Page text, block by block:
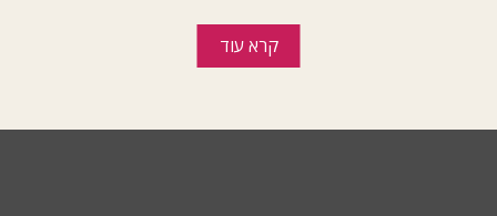
קרא עוד